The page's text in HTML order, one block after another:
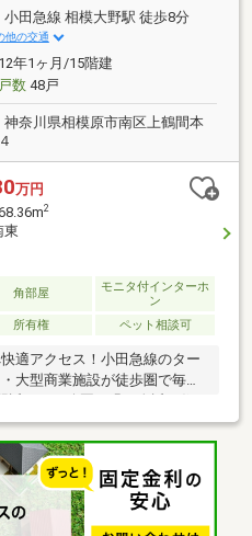
！
小田急線 相模大野駅 徒歩8分
他の交通
年1ヶ月/15階建
数48戸
神奈川県相模原市南区上鶴間本
万円
2
東
角部屋
モニタ付インターホ
ン
所有権 ペット相談可
適アクセス！小田急線のター
大型商業施設が徒歩圏で毎日
近ながら公園や緑も身近な住
子育て環境が整った人気の相
のアクセスと暮らしやすさを
業42周年の実績】この地域
績があるからこその、物件情報
名でお客様がご覧になったこ
意しております。※自己資金